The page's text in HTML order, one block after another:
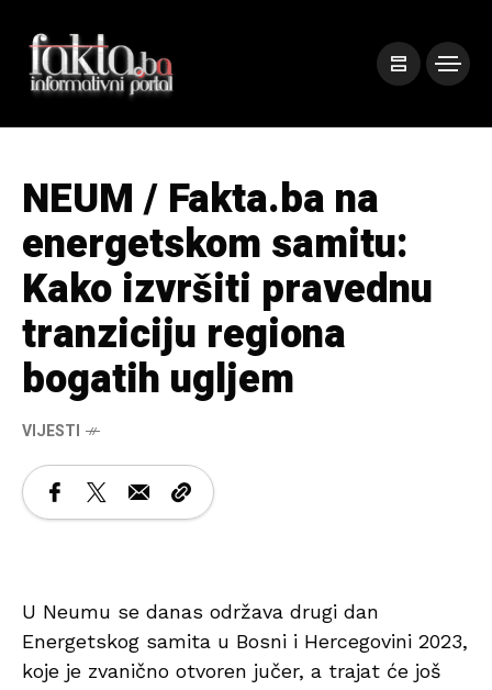
NEUM / Fakta.ba na
energetskom samitu:
Kako izvršiti pravednu
tranziciju regiona
bogatih ugljem
VIJESTI
U Neumu se danas održava drugi dan
Energetskog samita u Bosni i Hercegovini 2023,
koje je zvanično otvoren jučer, a trajat će još